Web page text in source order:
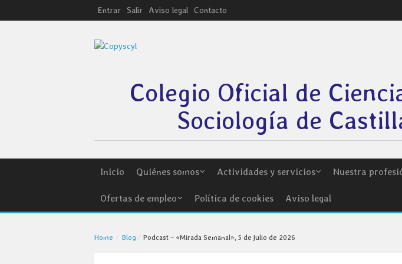
Entrar Salir Aviso legal Contacto
Colegio Oficial de
Sociología de
Inicio Quiénes somos Actividades y servicios Nuestra
Ofertas de empleo Política de cookies Aviso legal
Home Blog Podcast – «Mirada Semanal», 5 de julio de 2026